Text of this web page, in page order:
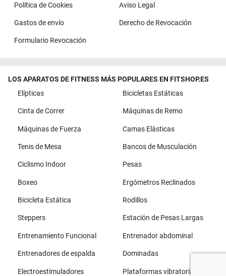
Política de Cookies Aviso Legal
Gastos de envío Derecho de Revocación
Formulario Revocación
LOS APARATOS DE FITNESS MÁS POPULARES EN FITSHOP.ES
Elípticas
Bicicletas Estáticas
Cinta de Correr Máquinas de Remo
Máquinas de Fuerza Camas Elásticas
Tenis de Mesa Bancos de Musculación
Ciclismo Indoor Pesas
Boxeo Ergómetros Reclinados
Bicicleta Estática Rodillos
Steppers Estación de Pesas Largas
Entrenamiento Funcional Entrenador abdominal
Entrenadores de espalda Dominadas
Electroestimuladores Plataformas vibratorias